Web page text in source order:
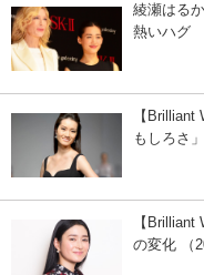
綾瀬はる
熱いハグ
【
もしろさ
【
の変化 （